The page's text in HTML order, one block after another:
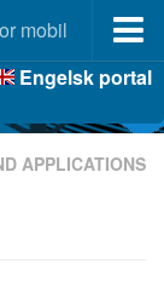
mobil
Engelsk portal
APPLICATIONS